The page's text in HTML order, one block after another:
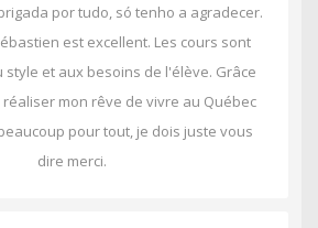
por tudo, só tenho a agradecer.
est excellent. Les cours sont
style et aux besoins de l'élève. Grâce
mon rêve de vivre au Québec
pour tout, je dois juste vous
dire merci.